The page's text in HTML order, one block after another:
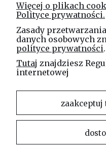
ul.
35-
Właścicielem niniejszej witryny
Więcej o plikach
Polityce prywatności.
Zasady
danych osobowych
polityce prywatności.
Tutaj znajdziesz
internetowej
zaakceptuj